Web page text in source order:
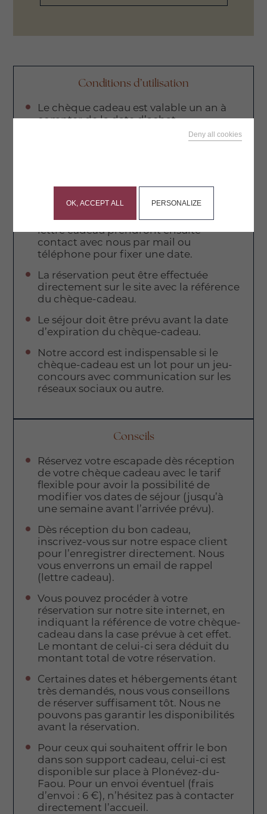
Conditions d’utilisation
Le chèque cadeau est valable un an à
compter de la date d’achat.
Les personnes à qui vous remettrez la
lettre cadeau prendront ensuite
contact avec nous par mail ou
téléphone pour fixer une date.
La réservation peut être effectuée
directement sur le site avec la référence
du chèque-cadeau.
Le séjour doit être prévu avant la date
d’expiration du chèque-cadeau.
Notre accord est indispensable si le
chèque-cadeau est un lot pour un jeu-
concours avec communication sur les
réseaux sociaux ou autre.
Conseils
Réservez votre escapade dès réception
de votre chèque cadeau avec le tarif
flexible pour avoir la possibilité de
modifier vos dates de séjour (jusqu’à
une semaine avant l’arrivée prévu).
Dès réception du bon cadeau,
inscrivez-vous sur notre espace client
pour l’enregistrer directement. Nous
vous enverrons un email de rappel
(lettre cadeau).
Vous pouvez procéder à votre
réservation sur notre site internet, en
indiquant la référence de votre chèque-
cadeau dans la case prévue à cet effet.
Le montant de celui-ci sera déduit du
montant total de votre réservation.
Certaines dates et hébergements étant
très demandés, nous vous conseillons
de réserver suffisament tôt. Nous ne
pouvons pas garantir les disponibilités
avant la réservation.
Pour ceux qui souhaitent offrir le bon
dans son support cadeau, celui-ci est
disponible sur place à Plonévez-du-
Faou. Pour un envoi éventuel (frais
d’envoi : 6 €), n’hésitez pas à contacter
directement l’accueil.
OK, ACCEPT ALL
Deny all cookies
PERSONALIZE